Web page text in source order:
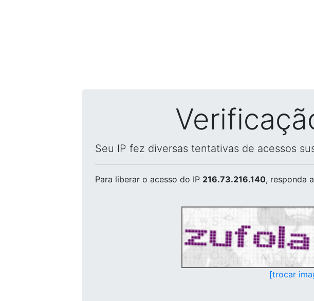
Seu IP fez diversas tentativas de acessos
Para liberar o acesso do IP 216.73.216.140, responda
[trocar